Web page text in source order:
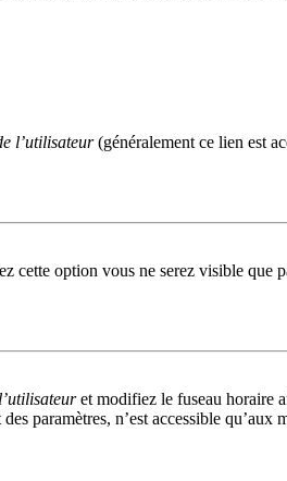
l’utilisateur(généralement ce lien est
cette option vous ne serez visible que
et modifiez le fuseau horaire
paramètres, n’est accessible qu’aux